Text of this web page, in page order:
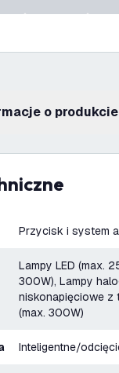
o produkcie
Przycisk i system
Lampy LED (max.
300W), Lampy
niskonapięciowe z
(max. 300W)
Inteligentne/